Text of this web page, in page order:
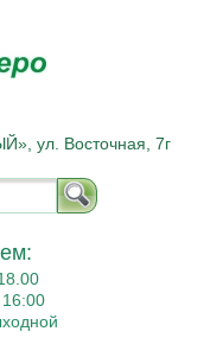
ул. Восточная, 7г